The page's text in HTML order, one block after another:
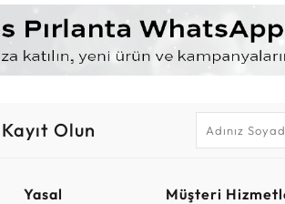
Olun
Yasal Müşteri